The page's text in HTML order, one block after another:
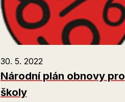
30. 5. 2022
Národní plán obnovy pro
školy